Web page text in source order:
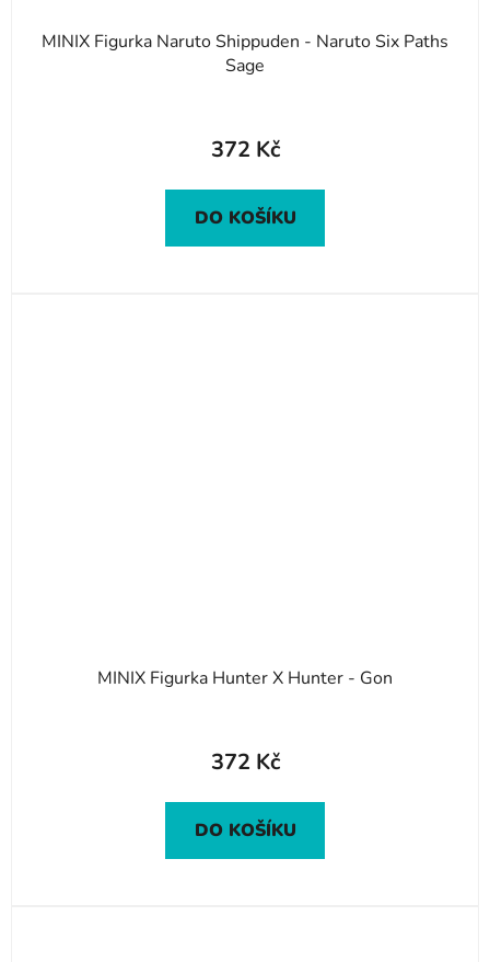
MINIX Figurka Naruto Shippuden - Naruto Six Paths
Sage
372 Kč
DO KOŠÍKU
MINIX Figurka Hunter X Hunter - Gon
372 Kč
DO KOŠÍKU